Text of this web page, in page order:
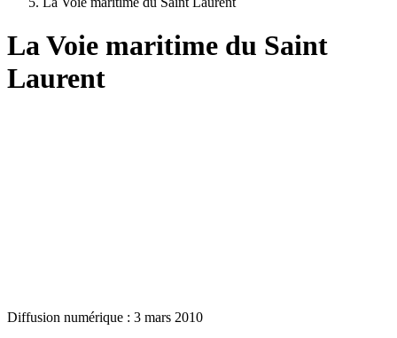
La Voie maritime du Saint
Laurent
Diffusion numérique : 3 mars 2010